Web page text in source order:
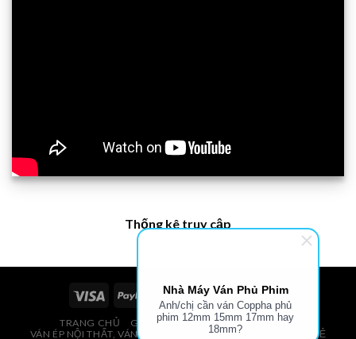
Thống kê truy cập
TRANG CHỦ
GIÁ VÁN PHỦ PHIM, VÁN COPPHA
VÁN ÉP NỘI THẤT, VÁN ÉP BAO BÌ, VÁN SOFA, PALLETS, VÁN SẺ
Nhà Máy Ván Phủ Phim
Anh/chị cần ván Coppha phủ
phim 12mm 15mm 17mm hay
18mm?